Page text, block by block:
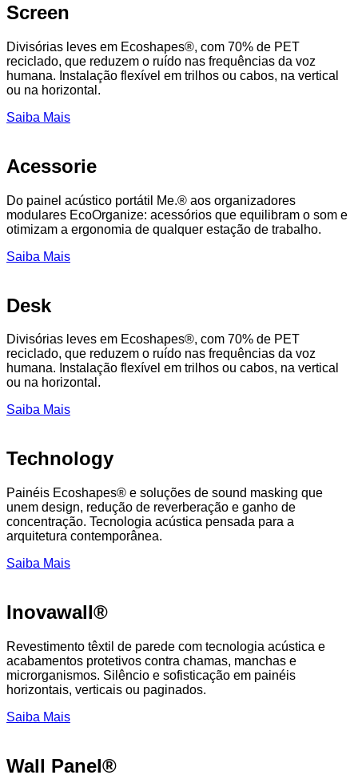
Screen
Divisórias leves em Ecoshapes®, com 70% de PET
reciclado, que reduzem o ruído nas frequências da voz
humana. Instalação flexível em trilhos ou cabos, na vertical
ou na horizontal.
Saiba Mais
Acessorie
Do painel acústico portátil Me.® aos organizadores
modulares EcoOrganize: acessórios que equilibram o som e
otimizam a ergonomia de qualquer estação de trabalho.
Saiba Mais
Desk
Divisórias leves em Ecoshapes®, com 70% de PET
reciclado, que reduzem o ruído nas frequências da voz
humana. Instalação flexível em trilhos ou cabos, na vertical
ou na horizontal.
Saiba Mais
Technology
Painéis Ecoshapes® e soluções de sound masking que
unem design, redução de reverberação e ganho de
concentração. Tecnologia acústica pensada para a
arquitetura contemporânea.
Saiba Mais
Inovawall®
Revestimento têxtil de parede com tecnologia acústica e
acabamentos protetivos contra chamas, manchas e
microrganismos. Silêncio e sofisticação em painéis
horizontais, verticais ou paginados.
Saiba Mais
Wall Panel®